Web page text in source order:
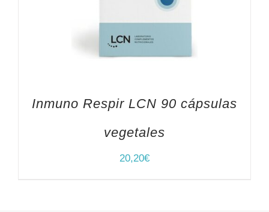
Inmuno Respir LCN 90 cápsulas
vegetales
20,20€